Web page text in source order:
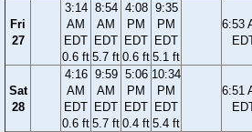
Fri
27
3:14
AM
EDT
0.6 ft
8:54
AM
EDT
5.7 ft
4:08
PM
EDT
0.6 ft
9:35
PM
EDT
5.1 ft
6:53
Sat
28
4:16
AM
EDT
0.6 ft
9:59
AM
EDT
5.7 ft
5:06
PM
EDT
0.4 ft
10:34
PM
EDT
5.4 ft
6:51